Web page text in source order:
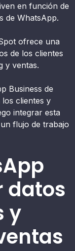
en función de
de WhatsApp.
ofrece una
de los clientes
y ventas.
Business de
clientes y
integrar esta
flujo de trabajo
datos
y